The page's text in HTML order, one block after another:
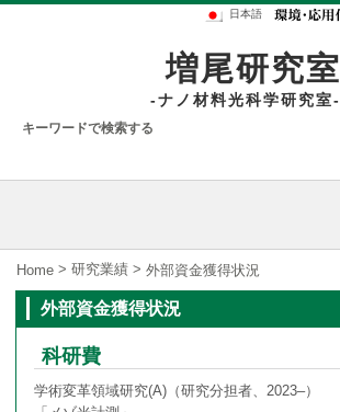
日本語
増尾研究室
-ナノ材料光科学研究室-
ホーム
研究内容
Home > 研究業績 > 外部資金獲得状況
外部資金獲得状況
科研費
学術変革領域研究(A)（研究分担者、2023–）